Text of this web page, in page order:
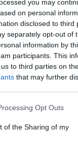
you may
on personal
disclosed to third
separately opt-out of
information by
participants. This
to third parties on
that may further
Opt Outs
of the Sharing of my
kompetenciamérés